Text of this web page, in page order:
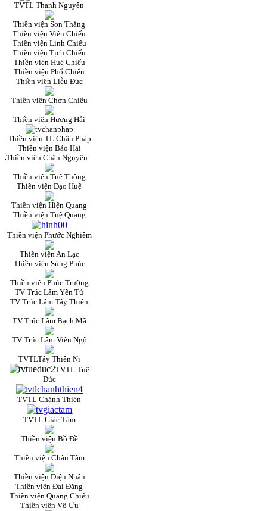
TVTL Thanh Nguyên
Thiền viện Sơn Thắng
Thiền viện Viên Chiếu
Thiền viện Linh Chiếu
Thiền viện Tịch Chiếu
Thiền viện Huệ Chiếu
Thiền viện Phổ Chiếu
Thiền viện Liễu Đức
Thiền viện Chơn Chiếu
Thiền viện Hương Hải
Thiền viện TL Chân Pháp
Thiền viện Bảo Hải
Thiền viện Chân Nguyên
Thiền viện Tuệ Thông
Thiền viện Đạo Huệ
Thiền viện Hiện Quang
Thiền viện Tuệ Quang
Thiền viện Phước Nghiêm
Thiền viện An Lạc
Thiền viện Sùng Phúc
Thiền viện Phúc Trường
TV Trúc Lâm Yên Tử
TV Trúc Lâm Tây Thiên
TV Trúc Lâm Bạch Mã
TV Trúc Lâm Viên Ngộ
TVTLTây Thiên Ni
TVTL Tuệ
Đức
TVTL Chánh Thiện
TVTL Giác Tâm
Thiền viện Bồ Đề
Thiền viện Chân Tâm
Thiền viện Diệu Nhân
Thiền viện Đại Đăng
Thiền viện Quang Chiếu
Thiền viện Vô Ưu